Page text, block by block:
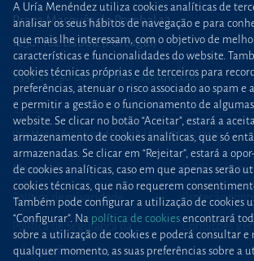
Praça Marquês de Pombal,12
1250-162 Lisboa (Portugal)
+351 21 030 86 00 lisboa@uria.com
Uría Menéndez Abogados, S.L.P. | NIPC PT980226511
Mapa web Política de
Política de privacidade Proteção
Política de Segurança da
Informação
Condições
A Uría Menéndez utiliza cookies analíticas de
analisar os seus hábitos de navegação e para
que mais lhe interessam, com o objetivo de
características e funcionalidades do website.
cookies técnicas próprias e de terceiros para
preferências, atenuar o risco associado ao spam e
e permitir a gestão e o funcionamento de algumas
website. Se clicar no botão “Aceitar”, estará a
armazenamento de cookies analíticas, que só
armazenadas. Se clicar em “Rejeitar”, estará a
de cookies analíticas, caso em que apenas serão
cookies técnicas, que não requerem
Também pode configurar a utilização de cookies
“Configurar”. Na política de cookies encontrará
sobre a utilização de cookies e poderá consultar e
qualquer momento, as suas preferências sobre a